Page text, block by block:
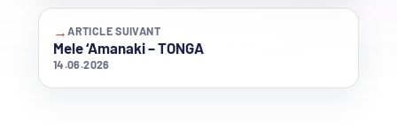
→ARTICLE SUIVANT
Mele ‘Amanaki – TONGA
14.06.2026